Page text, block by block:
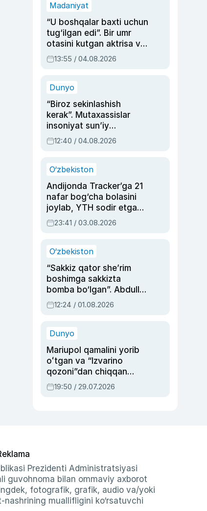
Madaniyat
“U boshqalar baxti uchun
tug‘ilgan edi”. Bir umr
otasini kutgan aktrisa va
dublyaj ustasi Rimma
Ahmedovaning
13:55 / 04.08.2026
Dunyo
“Biroz sekinlashish
kerak”. Mutaxassislar
insoniyat sun’iy
intellektni boshqara
olmay qolishidan xavotir
12:40 / 04.08.2026
O‘zbekiston
Andijonda Tracker’ga 21
nafar bog‘cha bolasini
joylab, YTH sodir etgan
ayolga sud hukmi o‘qildi
23:41 / 03.08.2026
O‘zbekiston
“Sakkiz qator she’rim
boshimga sakkizta
bomba bo‘lgan”. Abdulla
Oripovni siyosiy
ayblovlardan asrab
12:24 / 01.08.2026
Dunyo
Mariupol qamalini yorib
oʻtgan va “Izvarino
qozoni”dan chiqqan
qahramon — Ukraina
armiyasi bosh
19:50 / 29.07.2026
Prezidenti Administratsiyasi
guvohnoma bilan ommaviy axborot
fotografik, grafik, audio va/yoki
muallifligini ko‘rsatuvchi